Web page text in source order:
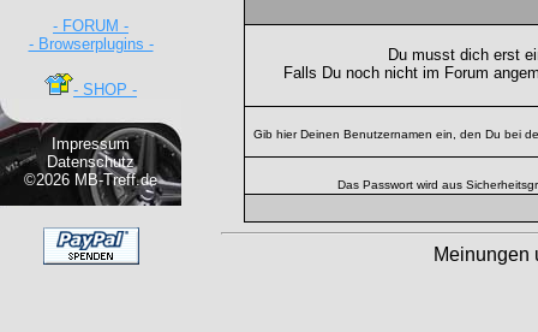
- FORUM -
- Browserplugins -
- SHOP -
Impressum
Datenschutz
©2026 MB-Treff.de
Du musst dich erst
Falls Du noch nicht im Forum
Gib hier Deinen Benutzernamen ein, den Du bei
Das Passwort wird aus
Meinungen